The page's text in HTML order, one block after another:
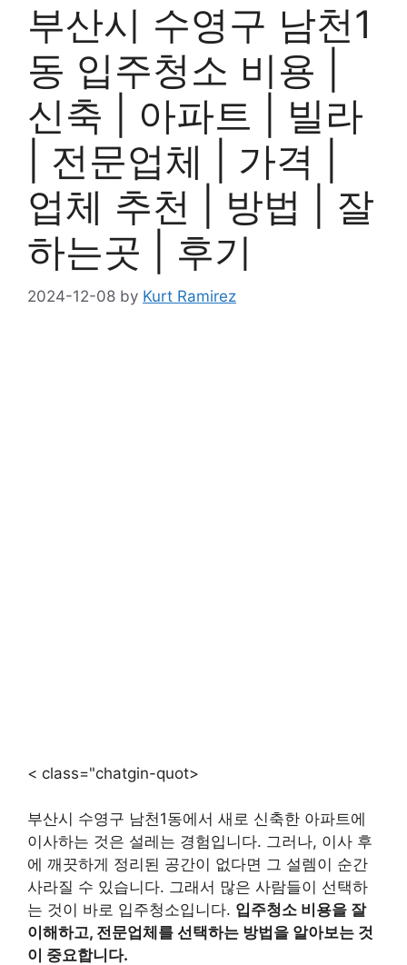
부산시 수영구 남천1
동 입주청소 비용 |
신축 | 아파트 | 빌라
| 전문업체 | 가격 |
업체 추천 | 방법 | 잘
하는곳 | 후기
2024-12-08 by Kurt Ramirez
< class="chatgin-quot>
부산시 수영구 남천1동에서 새로 신축한 아파트에
이사하는 것은 설레는 경험입니다. 그러나, 이사 후
에 깨끗하게 정리된 공간이 없다면 그 설렘이 순간
사라질 수 있습니다. 그래서 많은 사람들이 선택하
는 것이 바로 입주청소입니다. 입주청소 비용을 잘
이해하고, 전문업체를 선택하는 방법을 알아보는 것
이 중요합니다.